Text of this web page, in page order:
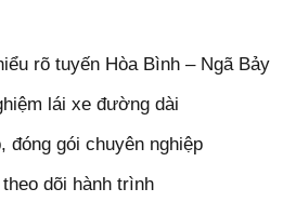
rõ tuyến Hòa Bình – Ngã Bảy
lái xe đường dài
đóng gói chuyên nghiệp
dõi hành trình